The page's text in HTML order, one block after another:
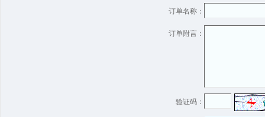
订单名称：
订单附言：
验证码：